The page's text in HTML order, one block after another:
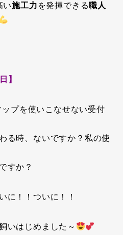
い施工力 を発揮できる職人
】
プを使いこなせない受付
る時、ないですか？私の使
すか？
！！ついに！！
いはじめました～